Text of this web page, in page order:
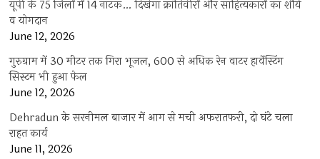
यूपी के 75 जिलों में 14 नाटक… दिखेगा क्रांतिवीरों और साहित्यकारों का शौर्य
व योगदान
June 12, 2026
गुरुग्राम में 30 मीटर तक गिरा भूजल, 600 से अधिक रेन वाटर हार्वेस्टिंग
सिस्टम भी हुआ फेल
June 12, 2026
Dehradun के सरनीमल बाजार में आग से मची अफरातफरी, दो घंटे चला
राहत कार्य
June 11, 2026